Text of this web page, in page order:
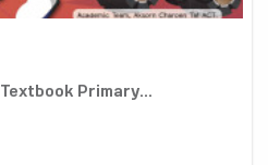
Primary...